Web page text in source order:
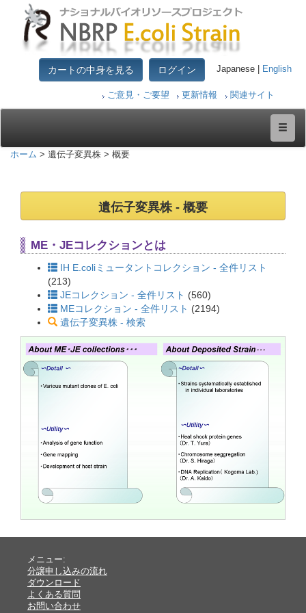
カートの中身を見る ログイン Japanese | English
ご意見・ご要望 更新情報 関連サイト
ホーム > 遺伝子変異株 > 概要
遺伝子変異株 - 概要
ME・JEコレクションとは
IH E.coliミュータントコレクション - 全件リスト
(213)
JEコレクション - 全件リスト (560)
MEコレクション - 全件リスト (2194)
遺伝子変異株 - 検索
メニュー:
分譲申し込みの流れ
ダウンロード
よくある質問
お問い合わせ